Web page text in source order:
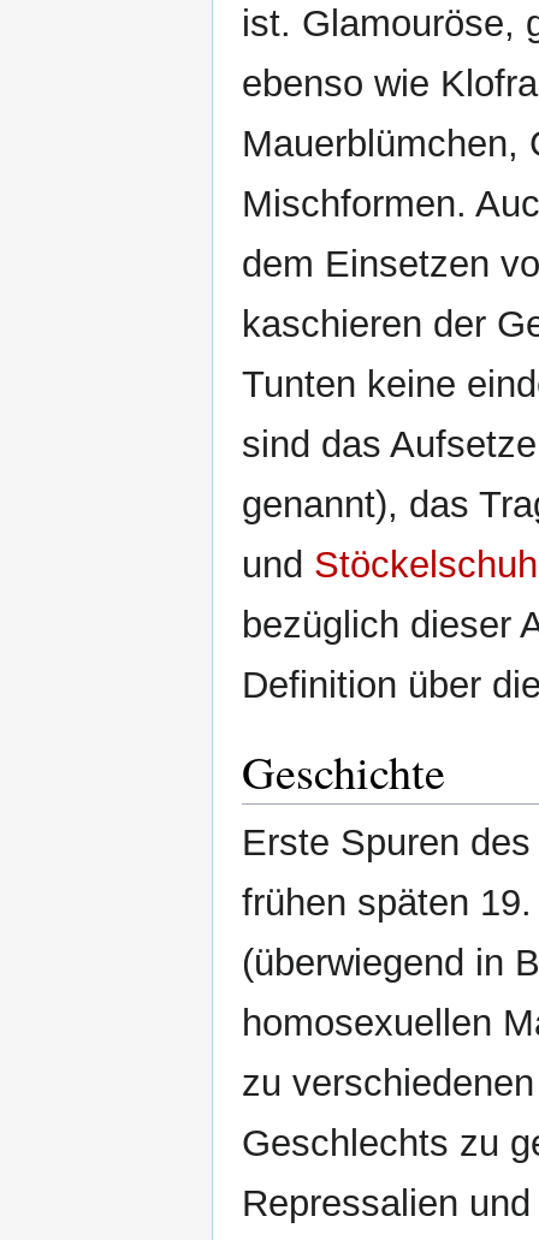
ist. Glamouröse,
ebenso wie
Mauerblümchen,
Mischformen.
dem Einsetzen
kaschieren der
Tunten keine
sind das
genannt), das
und
bezüglich dieser
Definition über
Geschichte
Erste Spuren
frühen späten
(überwiegend in
homosexuellen
zu
Geschlechts zu
Repressalien